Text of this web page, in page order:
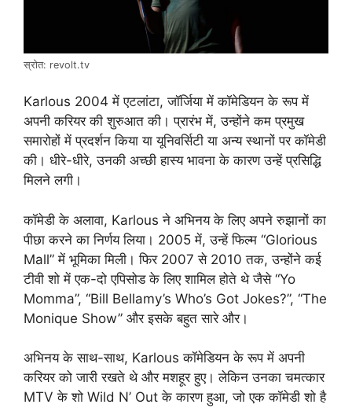
स्रोत: revolt.tv
Karlous 2004 में एटलांटा, जॉर्जिया में कॉमेडियन के रूप में
अपनी करियर की शुरुआत की। प्रारंभ में, उन्होंने कम प्रमुख
समारोहों में प्रदर्शन किया या यूनिवर्सिटी या अन्य स्थानों पर कॉमेडी
की। धीरे-धीरे, उनकी अच्छी हास्य भावना के कारण उन्हें प्रसिद्धि
मिलने लगी।
कॉमेडी के अलावा, Karlous ने अभिनय के लिए अपने रुझानों का
पीछा करने का निर्णय लिया। 2005 में, उन्हें फिल्म “Glorious
Mall” में भूमिका मिली। फिर 2007 से 2010 तक, उन्होंने कई
टीवी शो में एक-दो एपिसोड के लिए शामिल होते थे जैसे “Yo
Momma”, “Bill Bellamy’s Who’s Got Jokes?”, “The
Monique Show” और इसके बहुत सारे और।
अभिनय के साथ-साथ, Karlous कॉमेडियन के रूप में अपनी
करियर को जारी रखते थे और मशहूर हुए। लेकिन उनका चमत्कार
MTV के शो Wild N’ Out के कारण हुआ, जो एक कॉमेडी शो है